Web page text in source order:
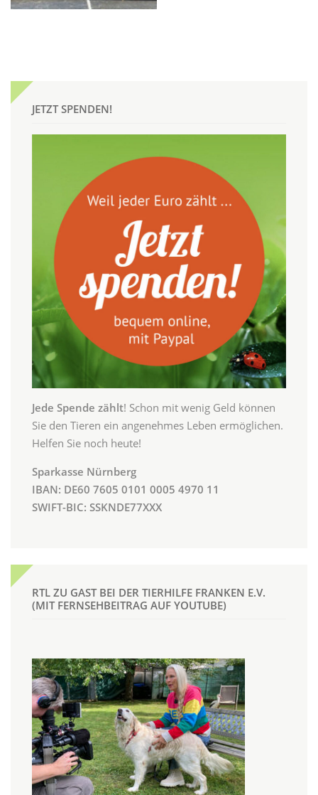
JETZT SPENDEN!
Jede Spende zählt! Schon mit wenig Geld können
Sie den Tieren ein angenehmes Leben ermöglichen.
Helfen Sie noch heute!
Sparkasse Nürnberg
IBAN: DE60 7605 0101 0005 4970 11
SWIFT-BIC: SSKNDE77XXX
RTL ZU GAST BEI DER TIERHILFE FRANKEN E.V.
(MIT FERNSEHBEITRAG AUF YOUTUBE)